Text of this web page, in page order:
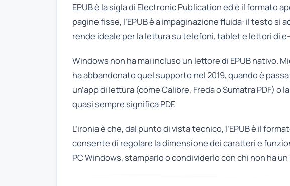
EPUB è la sigla di Electronic Publication ed è il formato
pagine fisse, l’EPUB è a impaginazione fluida: il testo
rende ideale per la lettura su telefoni, tablet e lettori di
Windows non ha mai incluso un lettore di EPUB nativo.
ha abbandonato quel supporto nel 2019, quando è
un’app di lettura (come Calibre, Freda o Sumatra PDF)
quasi sempre significa PDF.
L’ironia è che, dal punto di vista tecnico, l’EPUB è il
consente di regolare la dimensione dei caratteri e
PC Windows, stamparlo o condividerlo con chi non ha un